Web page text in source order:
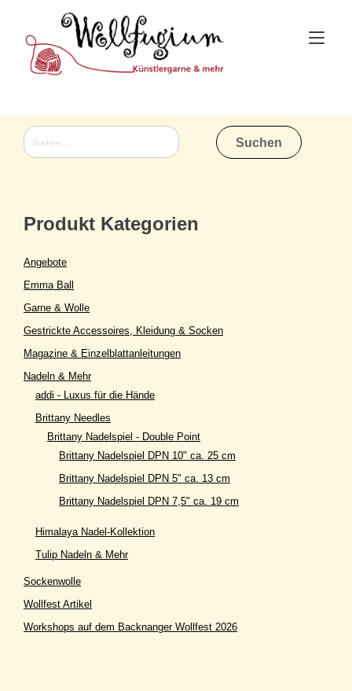
content
Suchen
nach:
Produkt Kategorien
Angebote
Emma Ball
Garne & Wolle
Gestrickte Accessoires, Kleidung & Socken
Magazine & Einzelblattanleitungen
Nadeln & Mehr
addi - Luxus für die Hände
Brittany Needles
Brittany Nadelspiel - Double Point
Brittany Nadelspiel DPN 10" ca. 25 cm
Brittany Nadelspiel DPN 5" ca. 13 cm
Brittany Nadelspiel DPN 7,5" ca. 19 cm
Himalaya Nadel-Kollektion
Tulip Nadeln & Mehr
Sockenwolle
Wollfest Artikel
Workshops auf dem Backnanger Wollfest 2026